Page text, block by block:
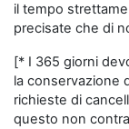
il tempo
precisate che di
[* I 365 giorni
la conservazione
richieste di
questo non